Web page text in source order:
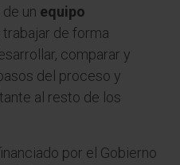
un equipo
de forma
comparar y
del proceso y
al resto de los
por el Gobierno